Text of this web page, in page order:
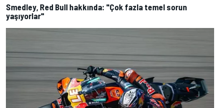
Smedley, Red Bull hakkında: "Çok fazla temel sorun
yaşıyorlar"